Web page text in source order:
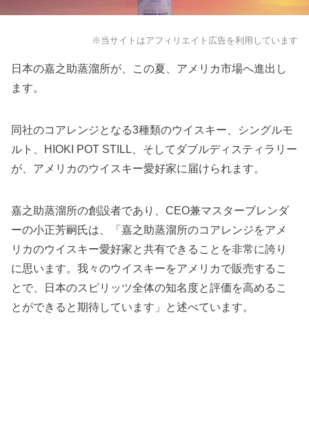
※当サイトはアフィリエイト広告を利用しています
日本の嘉之助蒸溜所が、この夏、アメリカ市場へ進出し
ます。
同社のコアレンジとなる3種類のウイスキー、シングルモ
ルト、HIOKI POT STILL、そしてダブルディスティラリー
が、アメリカのウイスキー愛好家に届けられます。
嘉之助蒸溜所の創設者であり、CEO兼マスターブレンダ
ーの小正芳嗣氏は、「嘉之助蒸溜所のコアレンジをアメ
リカのウイスキー愛好家と共有できることを非常に誇り
に思います。我々のウイスキーをアメリカで販売するこ
とで、日本のスピリッツ全体の知名度と評価を高めるこ
とができると期待しています」と述べています。